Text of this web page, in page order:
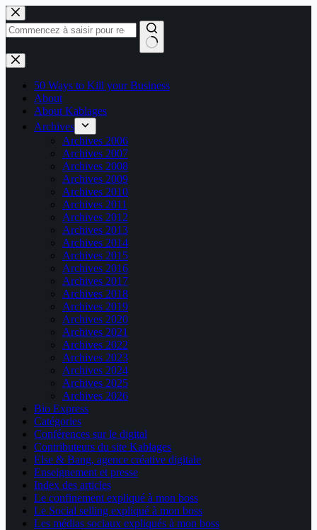
Passer
au
contenu
Aucun
résultat
50 Ways to Kill your Business
About
About Kablages
Archives
Archives 2006
Archives 2007
Archives 2008
Archives 2009
Archives 2010
Archives 2011
Archives 2012
Archives 2013
Archives 2014
Archives 2015
Archives 2016
Archives 2017
Archives 2018
Archives 2019
Archives 2020
Archives 2021
Archives 2022
Archives 2023
Archives 2024
Archives 2025
Archives 2026
Bio Express
Catégories
Conférences sur le digital
Contributeurs du site Kablages
Else & Bang, agence créative digitale
Enseignement et presse
Index des articles
Le confinement expliqué à mon boss
Le Social selling expliqué à mon boss
Les médias sociaux expliqués à mon boss